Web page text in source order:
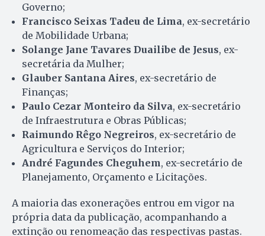
Governo;
Francisco Seixas Tadeu de Lima, ex-secretário
de Mobilidade Urbana;
Solange Jane Tavares Duailibe de Jesus, ex-
secretária da Mulher;
Glauber Santana Aires, ex-secretário de
Finanças;
Paulo Cezar Monteiro da Silva, ex-secretário
de Infraestrutura e Obras Públicas;
Raimundo Rêgo Negreiros, ex-secretário de
Agricultura e Serviços do Interior;
André Fagundes Cheguhem, ex-secretário de
Planejamento, Orçamento e Licitações.
A maioria das exonerações entrou em vigor na
própria data da publicação, acompanhando a
extinção ou renomeação das respectivas pastas.